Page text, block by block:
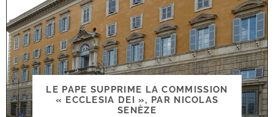
LE PAPE SUPPRIME LA COMMISSION
« ECCLESIA DEI », PAR NICOLAS
SENÈZE